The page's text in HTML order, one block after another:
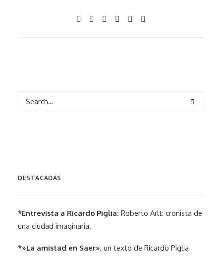
DESTACADAS
*Entrevista a Ricardo Piglia: Roberto Arlt: cronista de
una ciudad imaginaria.
*»La amistad en Saer», un texto de Ricardo Piglia